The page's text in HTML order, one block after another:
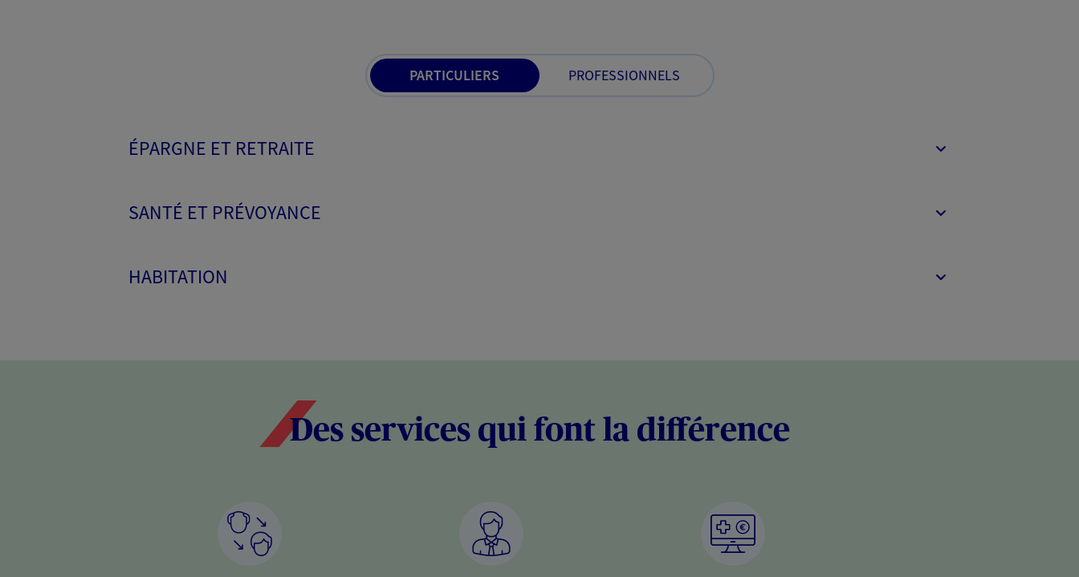
PARTICULIERS PROFESSIONNELS
ÉPARGNE ET RETRAITE
SANTÉ ET PRÉVOYANCE
HABITATION
Des services qui font la différence